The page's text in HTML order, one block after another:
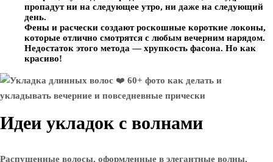
пропадут ни на следующее утро, ни даже на следующий
день.
Фены и расчески создают роскошные короткие локоны,
которые отлично смотрятся с любым вечерним нарядом.
Недостаток этого метода — хрупкость фасона. Но как
красиво!
Идеи укладок с волнами
Распущенные волосы, оформленные в элегантные волны,